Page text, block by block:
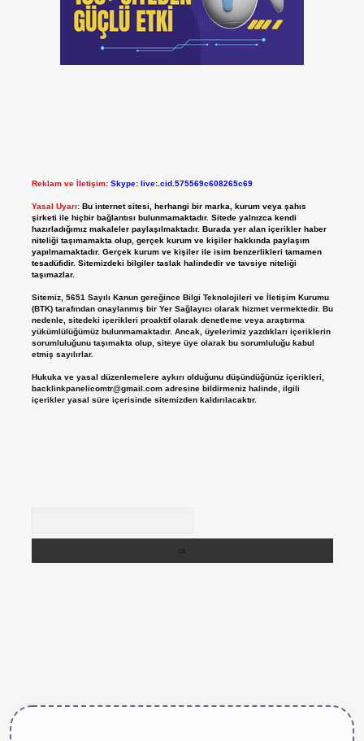
Reklam ve İletişim: Skype: live:.cid.575569c608265c69
Yasal Uyarı: Bu internet sitesi, herhangi bir marka, kurum veya şahıs
şirketi ile hiçbir bağlantısı bulunmamaktadır. Sitede yalnızca kendi
hazırladığımız makaleler paylaşılmaktadır. Burada yer alan içerikler haber
niteliği taşımamakta olup, gerçek kurum ve kişiler hakkında paylaşım
yapılmamaktadır. Gerçek kurum ve kişiler ile isim benzerlikleri tamamen
tesadüfidir. Sitemizdeki bilgiler taslak halindedir ve tavsiye niteliği
taşımazlar.
Sitemiz, 5651 Sayılı Kanun gereğince Bilgi Teknolojileri ve İletişim Kurumu
(BTK) tarafından onaylanmış bir Yer Sağlayıcı olarak hizmet vermektedir. Bu
nedenle, sitedeki içerikleri proaktif olarak denetleme veya araştırma
yükümlülüğümüz bulunmamaktadır. Ancak, üyelerimiz yazdıkları içeriklerin
sorumluluğunu taşımakta olup, siteye üye olarak bu sorumluluğu kabul
etmiş sayılırlar.
Hukuka ve yasal düzenlemelere aykırı olduğunu düşündüğünüz içerikleri,
backlinkpanelicomtr@gmail.comadresine bildirmeniz halinde, ilgili
içerikler yasal süre içerisinde sitemizden kaldırılacaktır.